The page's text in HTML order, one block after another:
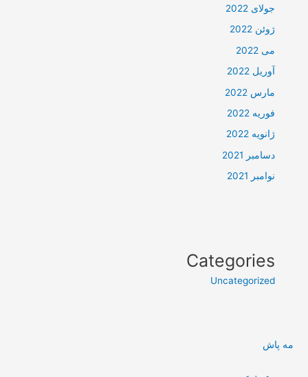
جولای 2022
ژوئن 2022
می 2022
آوریل 2022
مارس 2022
فوریه 2022
ژانویه 2022
دسامبر 2021
نوامبر 2021
Categories
Uncategorized
مه پاش